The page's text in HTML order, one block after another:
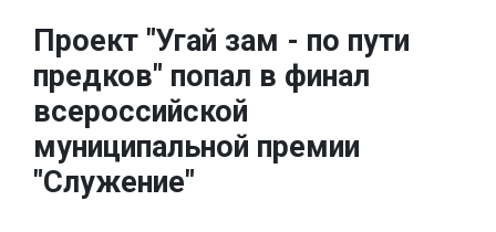
Проект "Угай зам - по пути
предков" попал в финал
всероссийской
муниципальной премии
"Служение"